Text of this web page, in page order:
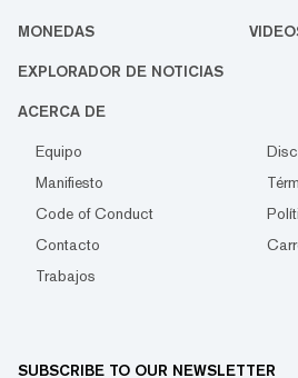
MONEDAS
EXPLORADOR DE NOTICIAS
ACERCA DE
Equipo
Manifiesto
Code of Conduct
Contacto
Trabajos
SUBSCRIBE TO OUR NEWSLETTER